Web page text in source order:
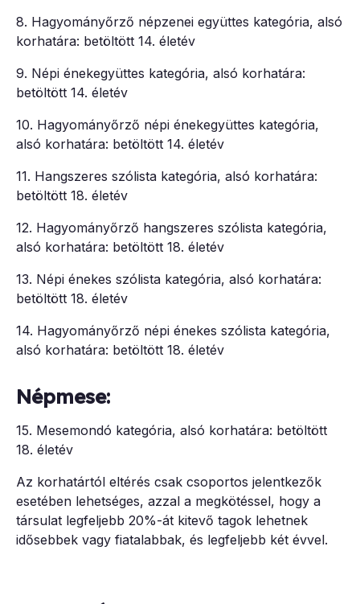
8. Hagyományőrző népzenei együttes kategória, alsó
korhatára: betöltött 14. életév
9. Népi énekegyüttes kategória, alsó korhatára:
betöltött 14. életév
10. Hagyományőrző népi énekegyüttes kategória,
alsó korhatára: betöltött 14. életév
11. Hangszeres szólista kategória, alsó korhatára:
betöltött 18. életév
12. Hagyományőrző hangszeres szólista kategória,
alsó korhatára: betöltött 18. életév
13. Népi énekes szólista kategória, alsó korhatára:
betöltött 18. életév
14. Hagyományőrző népi énekes szólista kategória,
alsó korhatára: betöltött 18. életév
Népmese:
15. Mesemondó kategória, alsó korhatára: betöltött
18. életév
Az korhatártól eltérés csak csoportos jelentkezők
esetében lehetséges, azzal a megkötéssel, hogy a
társulat legfeljebb 20%-át kitevő tagok lehetnek
idősebbek vagy fiatalabbak, és legfeljebb két évvel.